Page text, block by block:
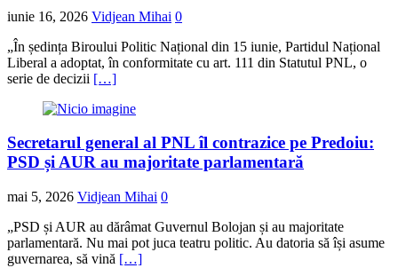
iunie 16, 2026 Vidjean Mihai 0
„În ședința Biroului Politic Național din 15 iunie, Partidul Național
Liberal a adoptat, în conformitate cu art. 111 din Statutul PNL, o
serie de decizii […]
Secretarul general al PNL îl contrazice pe Predoiu:
PSD și AUR au majoritate parlamentară
mai 5, 2026 Vidjean Mihai 0
„PSD și AUR au dărâmat Guvernul Bolojan și au majoritate
parlamentară. Nu mai pot juca teatru politic. Au datoria să își asume
guvernarea, să vină […]